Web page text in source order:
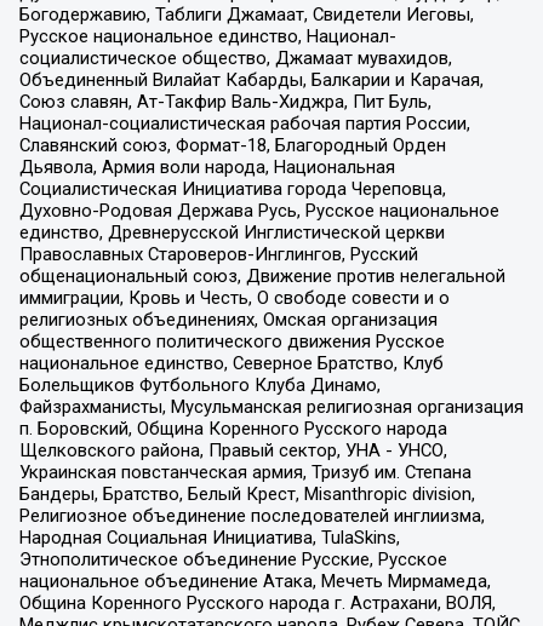
Богодержавию, Таблиги Джамаат, Свидетели Иеговы,
Русское национальное единство, Национал-
социалистическое общество, Джамаат мувахидов,
Объединенный Вилайат Кабарды, Балкарии и Карачая,
Союз славян, Ат-Такфир Валь-Хиджра, Пит Буль,
Национал-социалистическая рабочая партия России,
Славянский союз, Формат-18, Благородный Орден
Дьявола, Армия воли народа, Национальная
Социалистическая Инициатива города Череповца,
Духовно-Родовая Держава Русь, Русское национальное
единство, Древнерусской Инглистической церкви
Православных Староверов-Инглингов, Русский
общенациональный союз, Движение против нелегальной
иммиграции, Кровь и Честь, О свободе совести и о
религиозных объединениях, Омская организация
общественного политического движения Русское
национальное единство, Северное Братство, Клуб
Болельщиков Футбольного Клуба Динамо,
Файзрахманисты, Мусульманская религиозная организация
п. Боровский, Община Коренного Русского народа
Щелковского района, Правый сектор, УНА - УНСО,
Украинская повстанческая армия, Тризуб им. Степана
Бандеры, Братство, Белый Крест, Misanthropic division,
Религиозное объединение последователей инглиизма,
Народная Социальная Инициатива, TulaSkins,
Этнополитическое объединение Русские, Русское
национальное объединение Атака, Мечеть Мирмамеда,
Община Коренного Русского народа г. Астрахани, ВОЛЯ,